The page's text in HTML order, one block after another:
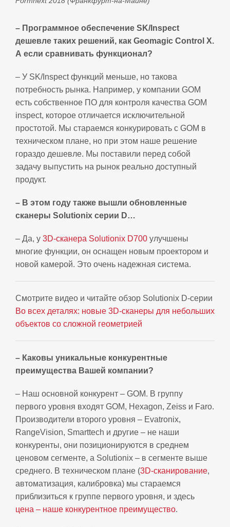
– Программное обеспечение SK/Inspect
дешевле таких решений, как Geomagic Control X.
А если сравнивать функционал?
– У SK/Inspect функций меньше, но такова
потребность рынка. Например, у компании GOM
есть собственное ПО для контроля качества GOM
inspect, которое отличается исключительной
простотой. Мы стараемся конкурировать с GOM в
техническом плане, но при этом наше решение
гораздо дешевле. Мы поставили перед собой
задачу выпустить на рынок реально доступный
продукт.
– В этом году также вышли обновленные
сканеры Solutionix серии D…
– Да, у 3D-сканера Solutionix D700 улучшены
многие функции, он оснащен новым проектором и
новой камерой. Это очень надежная система.
Смотрите видео и читайте обзор Solutionix D-серии
Во всех деталях: новые 3D-сканеры для небольших
объектов со сложной геометрией
– Каковы уникальные конкурентные
преимущества Вашей компании?
– Наш основной конкурент – GOM. В группу
первого уровня входят GOM, Hexagon, Zeiss и Faro.
Производители второго уровня – Evatronix,
RangeVision, Smarttech и другие – не наши
конкуренты, они позиционируются в среднем
ценовом сегменте, а Solutionix – в сегменте выше
среднего. В техническом плане (3D-сканирование,
автоматизация, калибровка) мы стараемся
приблизиться к группе первого уровня, и здесь
цена – наше конкурентное преимущество.